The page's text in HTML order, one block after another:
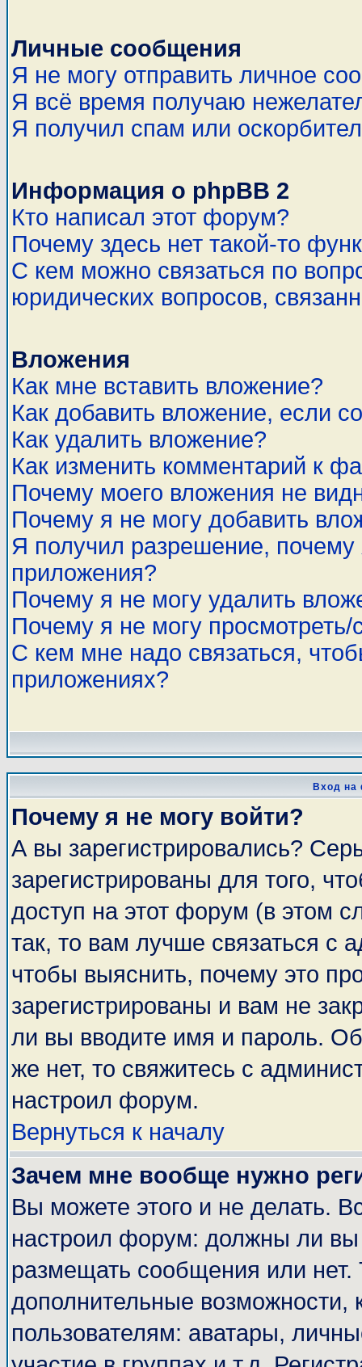
Личные сообщения
Я не могу отправить личное
Я всё время получаю
Я получил спам или
Информация о phpBB 2
Кто написал этот форум?
Почему здесь нет такой-то
С кем можно связаться по
юридических вопросов,
Вложения
Как мне вставить вложение?
Как добавить вложение, если
Как удалить вложение?
Как изменить комментарий к
Почему моего вложения не
Почему я не могу добавить
Я получил разрешение,
приложения?
Почему я не могу удалить
Почему я не могу просмотреть/
С кем мне надо связаться,
приложениях?
Вход на
Почему я не могу войти?
А вы зарегистрировались?
зарегистрированы для того,
доступ на этот форум (в этом
так, то вам лучше связаться с
чтобы выяснить, почему это
зарегистрированы и вам не
ли вы вводите имя и пароль.
же нет, то свяжитесь с
настроил форум.
Вернуться к началу
Зачем мне вообще нужно
Вы можете этого и не делать.
настроил форум: должны ли вы
размещать сообщения или
дополнительные
пользователям: аватары,